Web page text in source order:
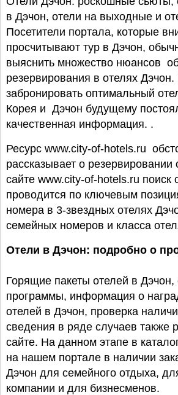
в Дэчон, отели на выходные и
Посетители портала, которые
просчитывают тур в Дэчон,
выяснить множество нюансов
резервирования в отелях
забронировать оптимальный
Корея и Дэчон будущему
качественная информация. .
Ресурс www.city-of-hotels.ru
рассказывает о
сайте www.city-of-hotels.ru поиск
проводится по ключевым
номера в 3-звездных отелях
семейных номеров и класса
Отели в Дэчон: подробно о
Горящие пакеты отелей в Дэчон,
программы, информация о
отелей в Дэчон, проверка
сведения в ряде случаев также
сайте. На данном этапе в
на нашем портале в наличии
Дэчон для семейного отдыха,
компании и для бизнесменов.